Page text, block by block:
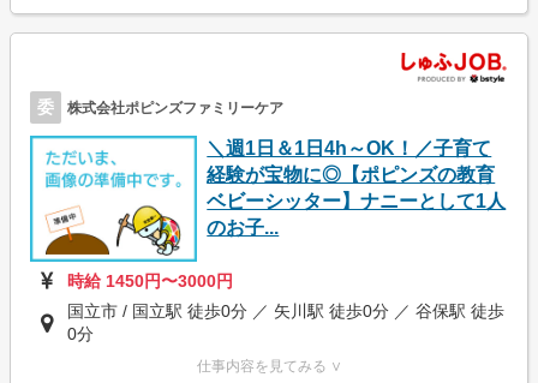
委 株式会社ポピンズファミリーケア
＼週1日＆1日4h～OK！／子育て
経験が宝物に◎【ポピンズの教育
ベビーシッター】ナニーとして1人
のお子...
時給 1450円〜3000円
国立市 / 国立駅 徒歩0分 ／ 矢川駅 徒歩0分 ／ 谷保駅 徒歩
0分
仕事内容を見てみる ∨